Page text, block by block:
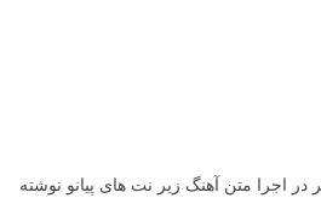
اجرا متن آهنگ زیر نت های پیانو نوشته